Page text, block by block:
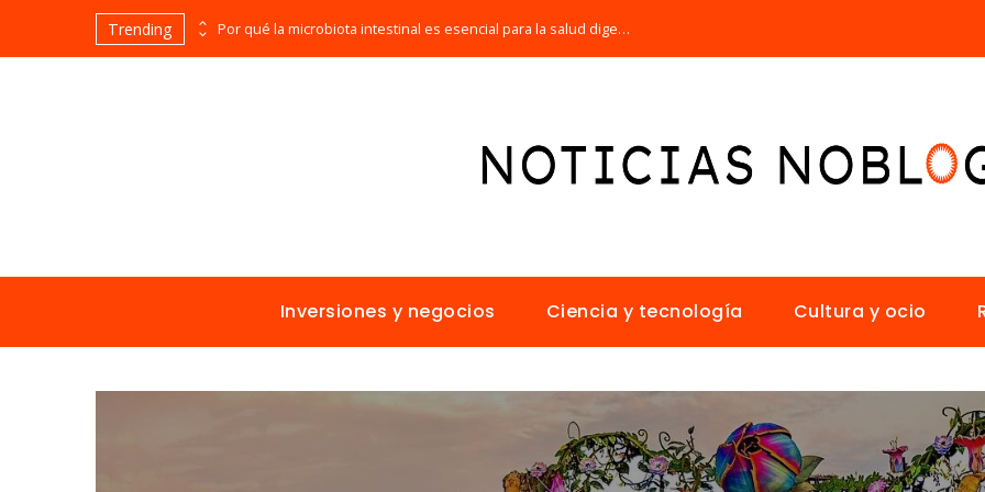
Trending Los imperios más ricos gracias al comercio antes de la era industrial Por qué la microbiota intestinal es esencial para la salud digestiva
Inversiones y negocios Ciencia y tecnología Cultura y ocio